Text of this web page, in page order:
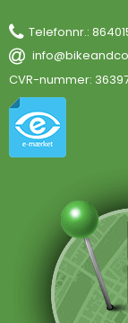
Telefonnr.:
CVR-nummer: